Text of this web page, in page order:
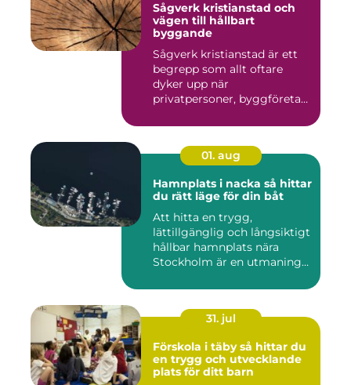
Sågverk kristianstad och
vägen till hållbart
byggande
Sågverk kristianstad är ett
begrepp som allt oftare
dyker upp när
privatpersoner, byggföretag
01. aug
Hamnplats i nacka så hittar
du rätt läge för din båt
Att hitta en trygg,
lättillgänglig och långsiktigt
hållbar hamnplats nära
Stockholm är en utmaning
31. jul
Förskola i täby så hittar du
en trygg och utvecklande
plats för ditt barn